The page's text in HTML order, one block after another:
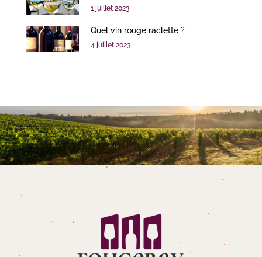
1 juillet 2023
Quel vin rouge raclette ?
4 juillet 2023